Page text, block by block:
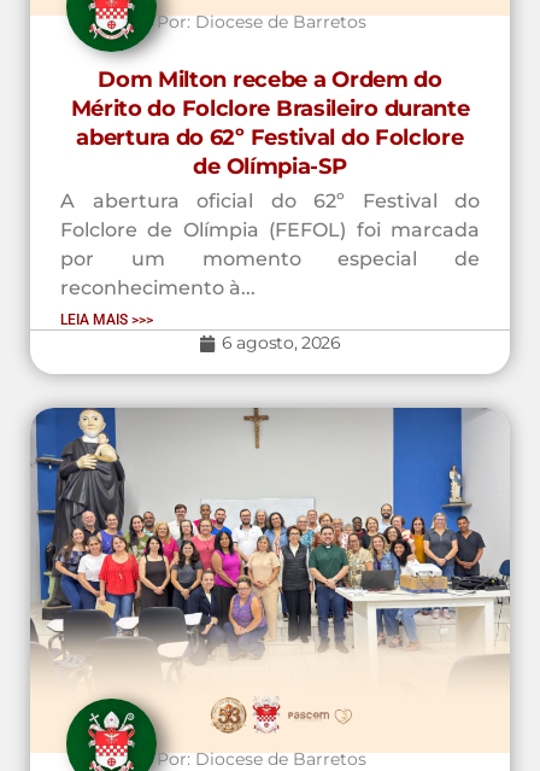
Por:Diocese de Barretos
Dom Milton recebe a Ordem do
Mérito do Folclore Brasileiro durante
abertura do 62º Festival do Folclore
de Olímpia-SP
A abertura oficial do 62º Festival do
Folclore de Olímpia (FEFOL) foi marcada
por um momento especial de
reconhecimento à...
LEIA MAIS >>>
6 agosto, 2026
Por:Diocese de Barretos